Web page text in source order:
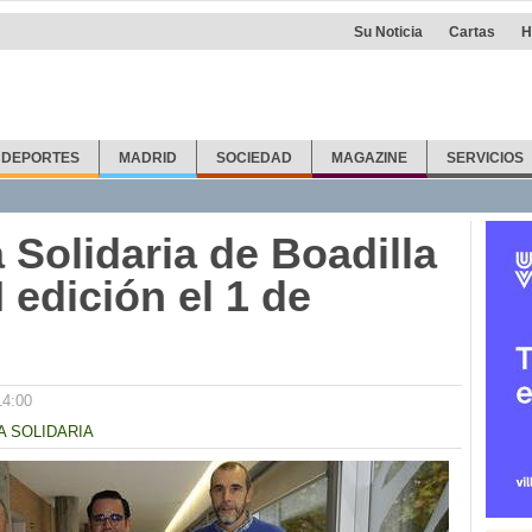
Su Noticia Cartas
DEPORTES MADRID SOCIEDAD MAGAZINE SERVICIOS
Solidaria de Boadilla
edición el 1 de
SOLIDARIA